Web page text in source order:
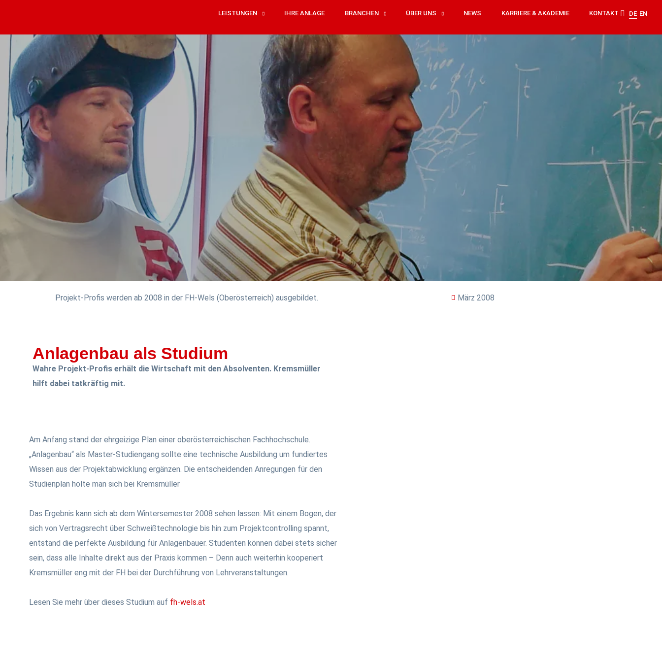
LEISTUNGEN IHRE ANLAGE BRANCHEN ÜBER UNS NEWS KARRIERE & AKADEMIE KONTAKT DE EN
Projekt-Profis werden ab 2008 in der FH-Wels (Oberösterreich) ausgebildet. März 2008
Anlagenbau als Studium
Wahre Projekt-Profis erhält die Wirtschaft mit den Absolventen. Kremsmüller
hilft dabei tatkräftig mit.
Am Anfang stand der ehrgeizige Plan einer oberösterreichischen Fachhochschule.
„Anlagenbau“ als Master-Studiengang sollte eine technische Ausbildung um fundiertes
Wissen aus der Projektabwicklung ergänzen. Die entscheidenden Anregungen für den
Studienplan holte man sich bei Kremsmüller
Das Ergebnis kann sich ab dem Wintersemester 2008 sehen lassen: Mit einem Bogen, der
sich von Vertragsrecht über Schweißtechnologie bis hin zum Projektcontrolling spannt,
entstand die perfekte Ausbildung für Anlagenbauer. Studenten können dabei stets sicher
sein, dass alle Inhalte direkt aus der Praxis kommen – Denn auch weiterhin kooperiert
Kremsmüller eng mit der FH bei der Durchführung von Lehrveranstaltungen.
Lesen Sie mehr über dieses Studium auf fh-wels.at